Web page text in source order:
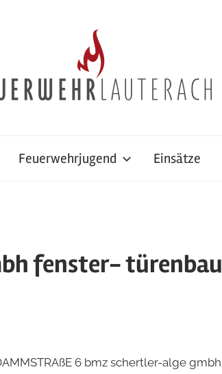
Feuerwehrjugend Einsätze
fenster- türenbau
6 bmz schertler-alge gmbh